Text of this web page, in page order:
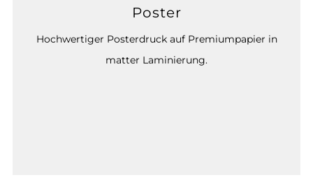
Poster
Hochwertiger Posterdruck auf Premiumpapier in
matter Laminierung.